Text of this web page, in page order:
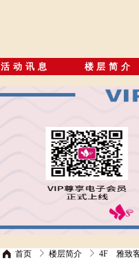
活动讯息 楼层简介
首页 楼层简介 4F 雅致